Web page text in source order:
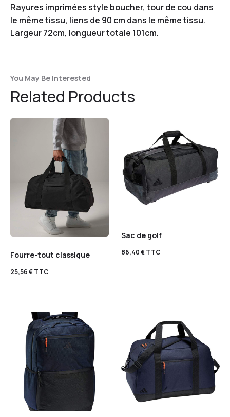
Rayures imprimées style boucher, tour de cou dans
le même tissu, liens de 90 cm dans le même tissu.
Largeur 72cm, longueur totale 101cm.
You May Be Interested
Related Products
Fourre-tout classique
25,56€TTC
Sac de golf
86,40€TTC